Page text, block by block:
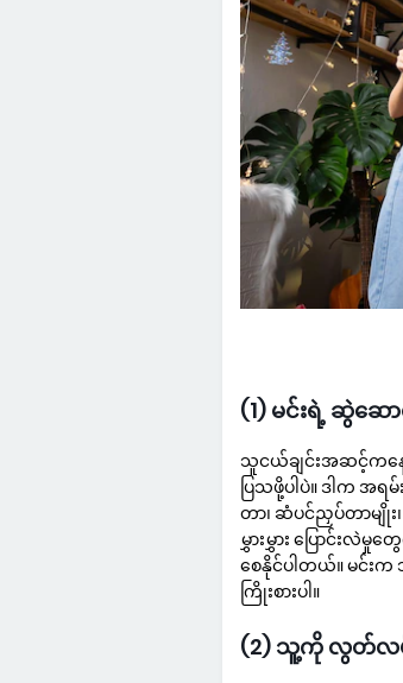
(1) မင်းရဲ့ ဆွဲဆေ
သူငယ်ချင်းအဆင့်က
ပြသဖို့ပါပဲ။ ဒါက အ
တာ၊ ဆံပင်ညှပ်တာမျို
မွှားမွှား ပြောင်း
စေနိုင်ပါတယ်။ မင်း
ကြိုးစားပါ။
(2) သူ့ကို လွတ်လပ်မှု